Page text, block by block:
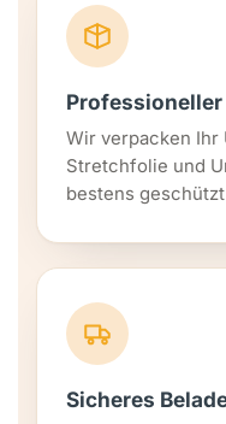
Wir verpacken Ihr
Stretchfolie und
bestens
Sicheres